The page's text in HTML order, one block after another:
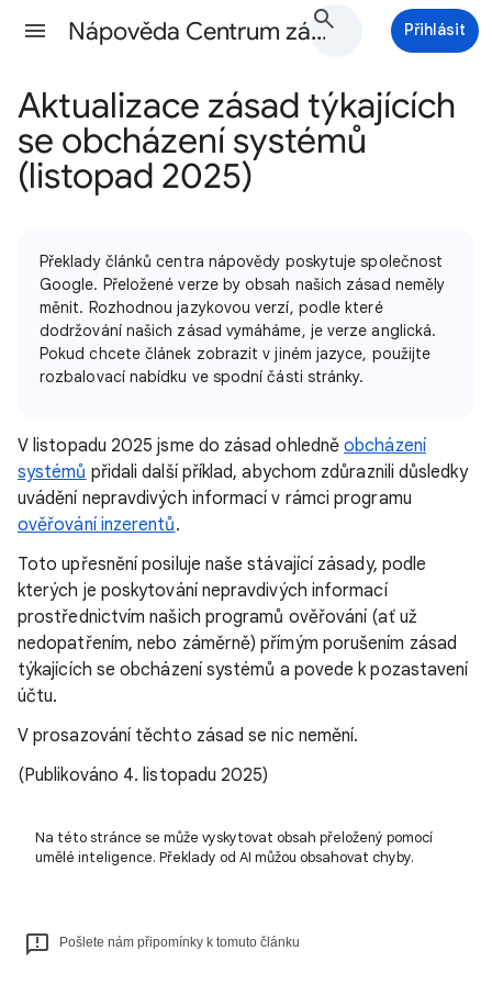
Nápověda Centrum zásad Google Ads Přihlásit
Aktualizace zásad týkajících
se obcházení systémů
(listopad 2025)
Překlady článků centra nápovědy poskytuje společnost
Google. Přeložené verze by obsah našich zásad neměly
měnit. Rozhodnou jazykovou verzí, podle které
dodržování našich zásad vymáháme, je verze anglická.
Pokud chcete článek zobrazit v jiném jazyce, použijte
rozbalovací nabídku ve spodní části stránky.
V listopadu 2025 jsme do zásad ohledněobcházení
systémů přidali další příklad, abychom zdůraznili důsledky
uvádění nepravdivých informací v rámci programu
ověřování inzerentů.
Toto upřesnění posiluje naše stávající zásady, podle
kterých je poskytování nepravdivých informací
prostřednictvím našich programů ověřování (ať už
nedopatřením, nebo záměrně) přímým porušením zásad
týkajících se obcházení systémů a povede k pozastavení
účtu.
V prosazování těchto zásad se nic nemění.
(Publikováno 4. listopadu 2025)
Na této stránce se může vyskytovat obsah přeložený pomocí
umělé inteligence. Překlady od AI můžou obsahovat chyby.
Pošlete nám připomínky k tomuto článku